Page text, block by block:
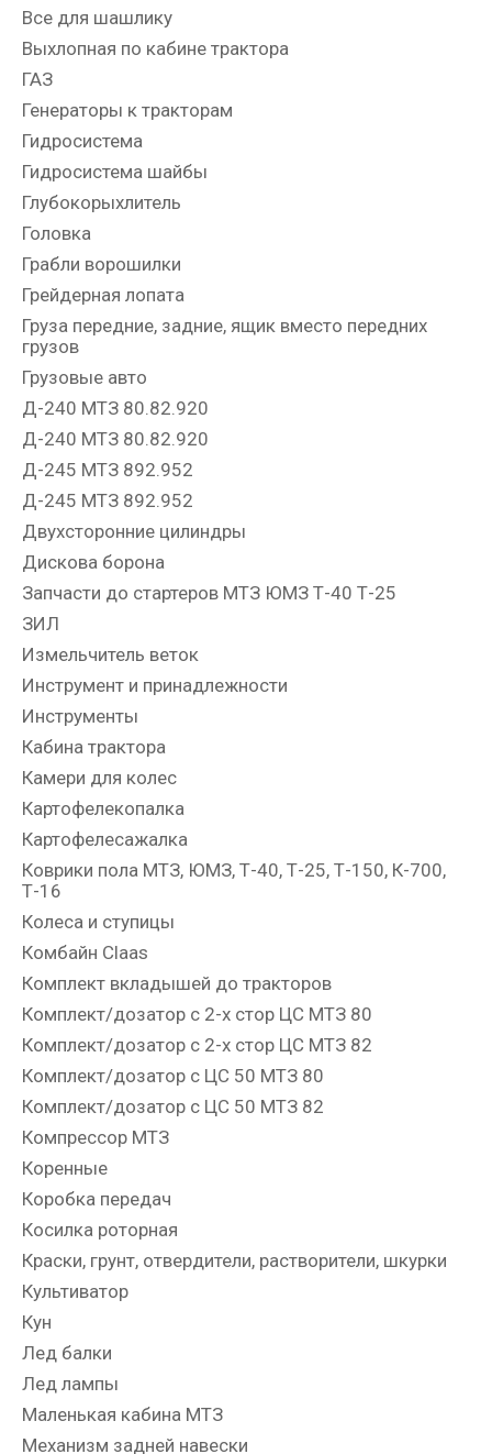
Все для шашлику
Выхлопная по кабине трактора
ГАЗ
Генераторы к тракторам
Гидросистема
Гидросистема шайбы
Глубокорыхлитель
Головка
Грабли ворошилки
Грейдерная лопата
Груза передние, задние, ящик вместо передних
грузов
Грузовые авто
Д-240 МТЗ 80.82.920
Д-240 МТЗ 80.82.920
Д-245 МТЗ 892.952
Д-245 МТЗ 892.952
Двухсторонние цилиндры
Дискова борона
Запчасти до стартеров МТЗ ЮМЗ Т-40 Т-25
ЗИЛ
Измельчитель веток
Инструмент и принадлежности
Инструменты
Кабина трактора
Камери для колес
Картофелекопалка
Картофелесажалка
Коврики пола МТЗ, ЮМЗ, Т-40, Т-25, Т-150, К-700,
Т-16
Колеса и ступицы
Комбайн Claas
Комплект вкладышей до тракторов
Комплект/дозатор с 2-х стор ЦС МТЗ 80
Комплект/дозатор с 2-х стор ЦС МТЗ 82
Комплект/дозатор с ЦС 50 МТЗ 80
Комплект/дозатор с ЦС 50 МТЗ 82
Компрессор МТЗ
Коренные
Коробка передач
Косилка роторная
Краски, грунт, отвердители, растворители, шкурки
Культиватор
Кун
Лед балки
Лед лампы
Маленькая кабина МТЗ
Механизм задней навески